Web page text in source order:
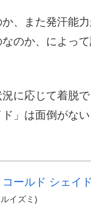
、また発汗能
のか、によっ
に応じて着脱
」は面倒がな
ールド シェイ
イズミ)